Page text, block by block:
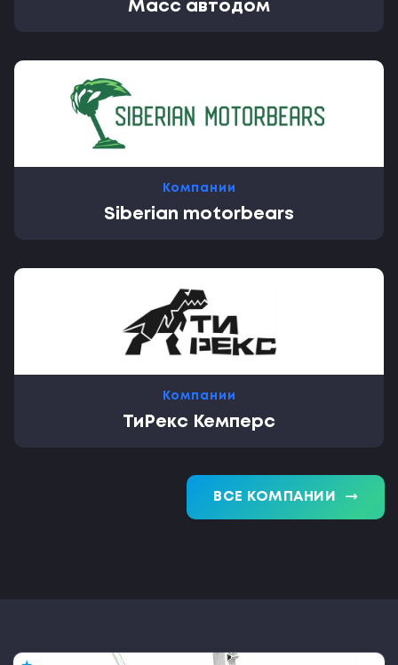
Масс автодом
Компании
Siberian motorbears
Компании
ТиРекс Кемперс
ВСЕ КОМПАНИИ trending_flat